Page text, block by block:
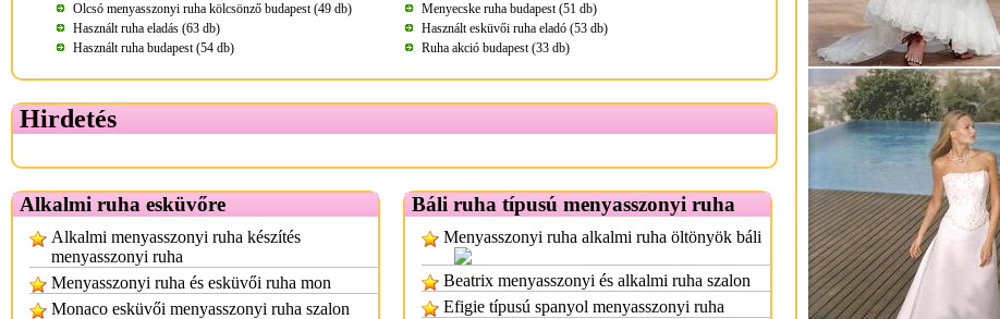
Olcsó menyasszonyi ruha kölcsönző budapest (49 db)
Menyecske ruha budapest (51 db)
Használt ruha eladás (63 db)
Használt esküvői ruha eladó (53 db)
Használt ruha budapest (54 db)
Ruha akció budapest (33 db)
Hirdetés
Alkalmi ruha esküvőre
Alkalmi menyasszonyi ruha készítés
menyasszonyi ruha
Menyasszonyi ruha és esküvői ruha mon
Monaco esküvői menyasszonyi ruha szalon
Báli ruha típusú menyasszonyi ruha
Menyasszonyi ruha alkalmi ruha öltönyök báli
Beatrix menyasszonyi és alkalmi ruha szalon
Efigie típusú spanyol menyasszonyi ruha